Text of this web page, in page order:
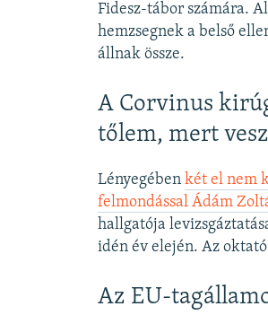
Fidesz-tábor számára.
hemzsegnek a belső
állnak össze.
A Corvinus
tőlem, mert
Lényegébenkét el nem
felmondással Ádám
hallgatója
idén év elején. Az
Az EU-